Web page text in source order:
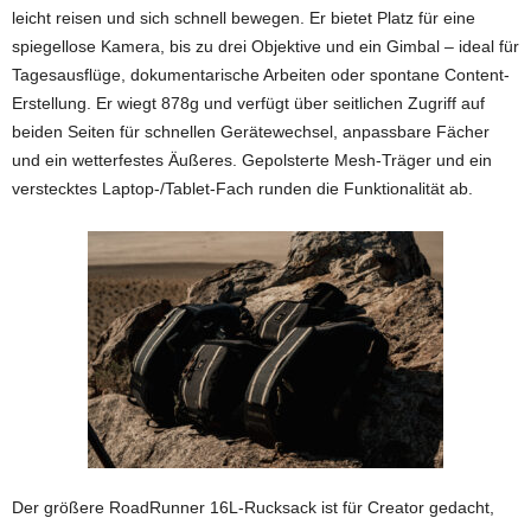
leicht reisen und sich schnell bewegen. Er bietet Platz für eine
spiegellose Kamera, bis zu drei Objektive und ein Gimbal – ideal für
Tagesausflüge, dokumentarische Arbeiten oder spontane Content-
Erstellung. Er wiegt 878g und verfügt über seitlichen Zugriff auf
beiden Seiten für schnellen Gerätewechsel, anpassbare Fächer
und ein wetterfestes Äußeres. Gepolsterte Mesh-Träger und ein
verstecktes Laptop-/Tablet-Fach runden die Funktionalität ab.
Der größere RoadRunner 16L-Rucksack ist für Creator gedacht,